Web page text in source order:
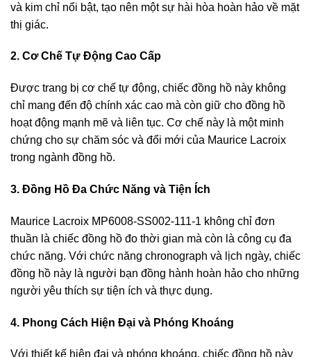
và kim chỉ nổi bật, tạo nên một sự hài hòa hoàn hảo về mặt
thị giác.
2. Cơ Chế Tự Động Cao Cấp
Được trang bị cơ chế tự động, chiếc đồng hồ này không
chỉ mang đến độ chính xác cao mà còn giữ cho đồng hồ
hoạt động mạnh mẽ và liên tục. Cơ chế này là một minh
chứng cho sự chăm sóc và đổi mới của Maurice Lacroix
trong ngành đồng hồ.
3. Đồng Hồ Đa Chức Năng và Tiện Ích
Maurice Lacroix MP6008-SS002-111-1 không chỉ đơn
thuần là chiếc đồng hồ đo thời gian mà còn là công cụ đa
chức năng. Với chức năng chronograph và lịch ngày, chiếc
đồng hồ này là người bạn đồng hành hoàn hảo cho những
người yêu thích sự tiện ích và thực dụng.
4. Phong Cách Hiện Đại và Phóng Khoáng
Với thiết kế hiện đại và phóng khoáng, chiếc đồng hồ này